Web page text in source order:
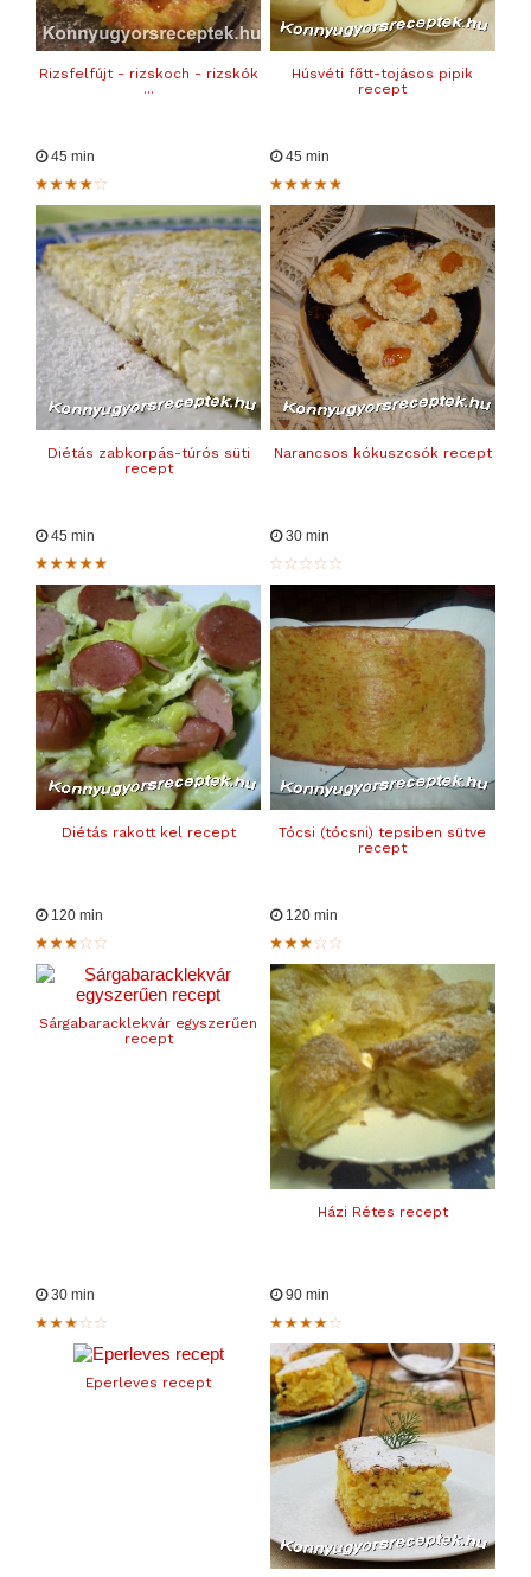
Rizsfelfújt - rizskoch - rizskók
...
Húsvéti főtt-tojásos pipik
recept
45 min
Diétás zabkorpás-túrós süti
recept
45 min
Narancsos kókuszcsók recept
45 min
Diétás rakott kel recept
30 min
Tócsi (tócsni) tepsiben sütve
recept
120 min
Sárgabaracklekvár egyszerűen
recept
120 min
Házi Rétes recept
30 min
Eperleves recept
90 min